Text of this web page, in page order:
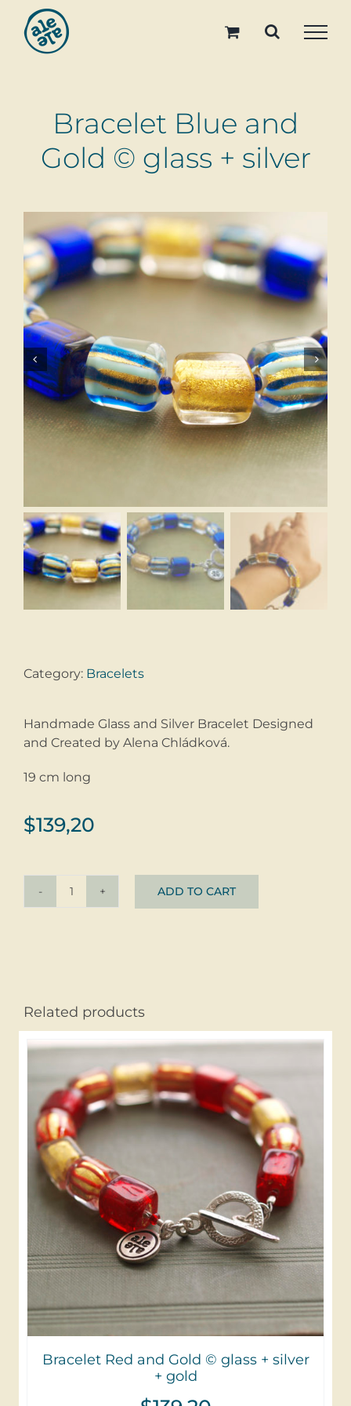
content
Bracelet Blue and
Gold © glass + silver
 
$139,20
Handmade Glass and Silver Bracelet Designed
and Created by Alena Chládková.
19 cm long
Bracelet
+
silver
quantity
ADD TO CART
Category: Bracelets
Related products
Bracelet Red and Gold © glass + silver
+ gold